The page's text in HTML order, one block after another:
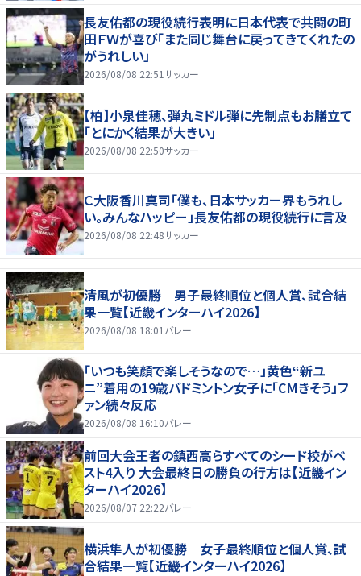
長友佑都の現役続行表明に日本代表で共闘の町
田ＦＷが喜び「また同じ舞台に戻ってきてくれたの
がうれしい」
2026/08/08 22:51サッカー
【柏】小泉佳穂、弾丸ミドル弾に先制点もお膳立て
「とにかく結果が大きい」
2026/08/08 22:50サッカー
Ｃ大阪香川真司「僕も、日本サッカー界もうれし
い。みんなハッピー」長友佑都の現役続行に言及
2026/08/08 22:48サッカー
清風が初優勝 男子最終順位と個人賞、試合結
果一覧【近畿インターハイ2026】
2026/08/08 18:01 バレー
「いつも笑顔で楽しそうなので…」黄色“新ユ
ニ”着用の19歳バドミントン女子に「CMきそう」フ
ァン続々反応
2026/08/08 16:10バレー
前回大会王者の鎮西高らすべてのシード校がベ
スト4入り 大会最終日の勝負の行方は【近畿イン
ターハイ2026】
2026/08/07 22:22バレー
横浜隼人が初優勝 女子最終順位と個人賞、試
合結果一覧【近畿インターハイ2026】